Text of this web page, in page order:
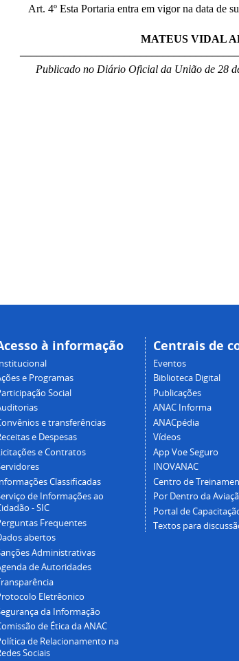
Art. 4º Esta Portaria entra em vigor na data de
MATEUS VIDAL
Publicado no Diário Oficial da União de 28
à informação
e Programas
Social
e transferências
e Despesas
e Contratos
Classificadas
de Informações ao
- SIC
Frequentes
abertos
Administrativas
de Autoridades
Eletrêonico
da Informação
de Ética da ANAC
de Relacionamento na
Sociais
Centrais de
Eventos
Biblioteca Digital
Publicações
ANAC Informa
ANACpédia
Vídeos
App Voe Seguro
INOVANAC
Centro de
Por Dentro da
Portal de
Textos para